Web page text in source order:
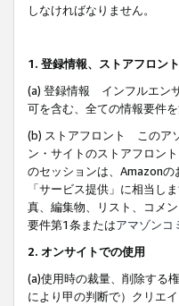
しなければなりません。
1. 登録情報、ストアフロント
(a) 登録情報 インフルエン
可を含む、全ての情報要件
(b) ストアフロント このア
ン・サイトのストアフロン
のセッションは、Amazon
「サービス提供」に相当し
真、編集物、リスト、コメ
要件第1条またはアマゾンコ
2. オンサイトでの使用
(a)使用時の裁量、削除する
により甲の判断で）クリエ